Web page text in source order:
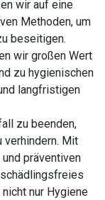
wir auf eine
Methoden, um
beseitigen.
wir großen Wert
zu hygienischen
langfristigen
zu beenden,
verhindern. Mit
präventiven
nur Hygiene